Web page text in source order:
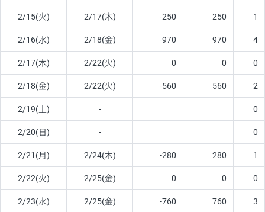
2/15(火) 2/17(木) -250 250 1
2/16(水) 2/18(金) -970 970 4
2/17(木) 2/22(火) 0 0 0
2/18(金) 2/22(火) -560 560 2
2/19(土) - 0
2/20(日) - 0
2/21(月) 2/24(木) -280 280 1
2/22(火) 2/25(金) 0 0 0
2/23(水) 2/25(金) -760 760 3